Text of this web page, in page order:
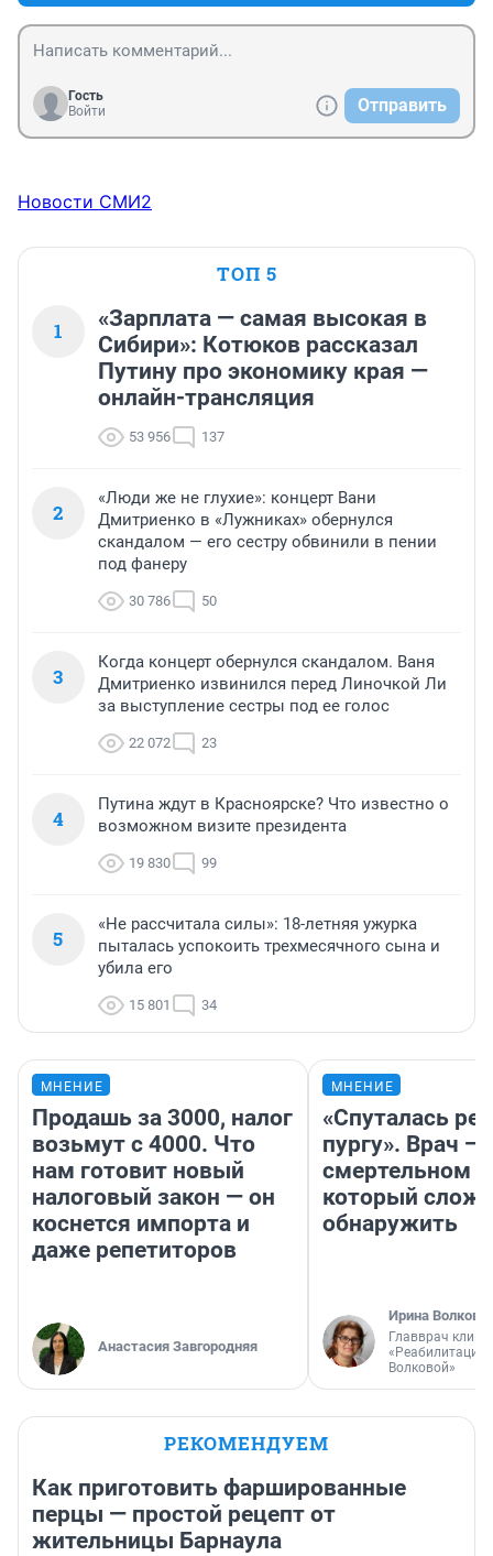
Гость
Войти
Отправить
Новости СМИ2
ТОП 5
1
«Зарплата — самая высокая в
Сибири»: Котюков рассказал
Путину про экономику края —
онлайн-трансляция
53 956 137
2
«Люди же не глухие»: концерт Вани
Дмитриенко в «Лужниках» обернулся
скандалом — его сестру обвинили в пении
под фанеру
30 786 50
3
Когда концерт обернулся скандалом. Ваня
Дмитриенко извинился перед Линочкой Ли
за выступление сестры под ее голос
22 072 23
4
Путина ждут в Красноярске? Что известно о
возможном визите президента
19 830 99
5
«Не рассчитала силы»: 18-летняя ужурка
пыталась успокоить трехмесячного сына и
убила его
15 801 34
МНЕНИЕ
Продашь за 3000, налог
возьмут с 4000. Что
нам готовит новый
налоговый закон — он
коснется импорта и
даже репетиторов
Анастасия Завгородняя
МНЕНИЕ
«Спуталась
пургу». Врач —
смертельном
который
обнаружить
Ирина Волкова
Главврач
«Реабилитация
Волковой»
РЕКОМЕНДУЕМ
Как приготовить фаршированные
перцы — простой рецепт от
жительницы Барнаула